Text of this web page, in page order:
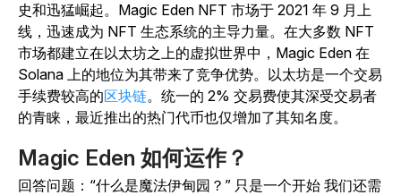
史和迅猛崛起。Magic Eden NFT 市场于 2021 年 9 月上
线，迅速成为 NFT 生态系统的主导力量。在大多数 NFT
市场都建立在以太坊之上的虚拟世界中，Magic Eden 在
Solana 上的地位为其带来了竞争优势。以太坊是一个交易
手续费较高的区块链。统一的 2% 交易费使其深受交易者
的青睐，最近推出的热门代币也仅增加了其知名度。
Magic Eden 如何运作？
回答问题：“什么是魔法伊甸园？” 只是一个开始 我们还需